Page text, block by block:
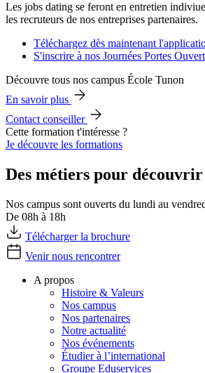
Les jobs dating se feront en entretien
les recruteurs de nos entreprises partenaires.
Téléchargez dès maintenant
S'inscrire à nos Journées Portes
Découvre tous nos campus École Tunon
En savoir plus
Contact conseiller
Cette formation t'intéresse ?
Je découvre les formations
Des métiers pour découvrir
Nos campus sont ouverts du lundi au
De 08h à 18h
Télécharger la brochure
Venir nous rencontrer
A propos
Histoire & Valeurs
Nos campus
Nos partenaires
Notre actualité
Nos événements
Étudier à l’international
Groupe Eduservices